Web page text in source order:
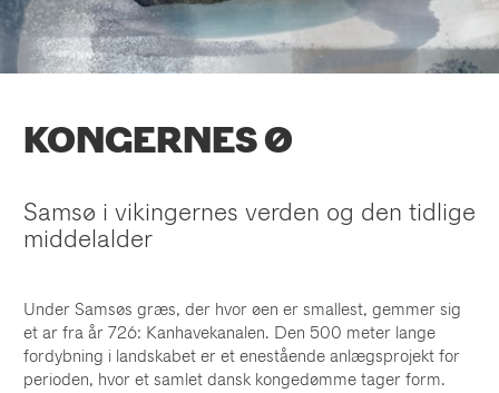
KONGERNES Ø
Samsø i vikingernes verden og den tidlige
middelalder
Under Samsøs græs, der hvor øen er smallest, gemmer sig
et ar fra år 726: Kanhavekanalen. Den 500 meter lange
fordybning i landskabet er et enestående anlægsprojekt for
perioden, hvor et samlet dansk kongedømme tager form.